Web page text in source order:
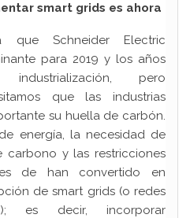
smart grids es ahora
que Schneider Electric
para 2019 y los años
pero
que las industrias
su huella de carbón.
energía, la necesidad de
carbono y las restricciones
de han convertido en
de smart grids (o redes
es decir, incorporar